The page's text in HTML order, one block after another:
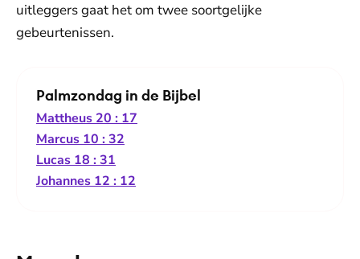
uitleggers gaat het om twee soortgelijke
gebeurtenissen.
Palmzondag in de Bijbel
Mattheus 20 : 17
Marcus 10 : 32
Lucas 18 : 31
Johannes 12 : 12